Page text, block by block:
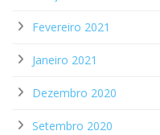
Fevereiro 2021
Janeiro 2021
Dezembro 2020
Setembro 2020